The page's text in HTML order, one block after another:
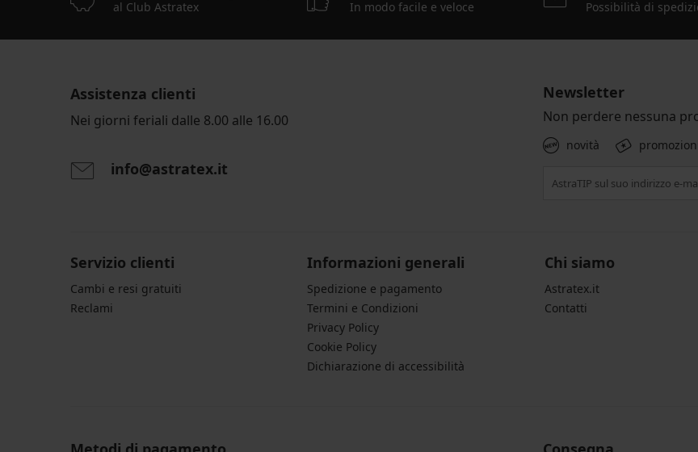
al Club Astratex In modo facile e veloce Possibilità di
Assistenza clienti
Nei giorni feriali dalle 8.00 alle 16.00
info@astratex.it
Newsletter
Non perdere nessuna
novità promozioni
Servizio clienti
Cambi e resi gratuiti
Reclami
Informazioni generali
Spedizione e pagamento
Termini e Condizioni
Privacy Policy
Cookie Policy
Dichiarazione di accessibilità
Chi siamo
Astratex.it
Contatti